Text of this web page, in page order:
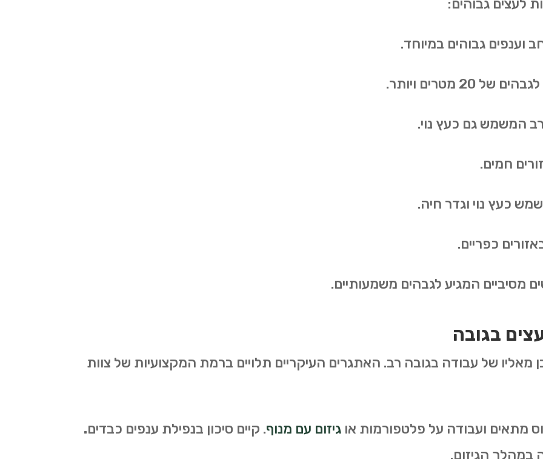
לעצים גבוהים:
וענפים גבוהים במיוחד.
מטרים ויותר .
המשמש גם כעץ נוי.
חמים.
כעץ נוי וגדר חיה.
כפריים.
מסיביים המגיע לגבהים משמעותיים.
בגובה
מאליו של עבודה בגובה רב. האתגרים העיקריים תלויים ברמת המקצועיות של צוות
מתאים ועבודה על פלטפורמות אוגיזום עם מנוף. קיים סיכון בנפילת ענפים כבדים.
במהלך הגיזום.